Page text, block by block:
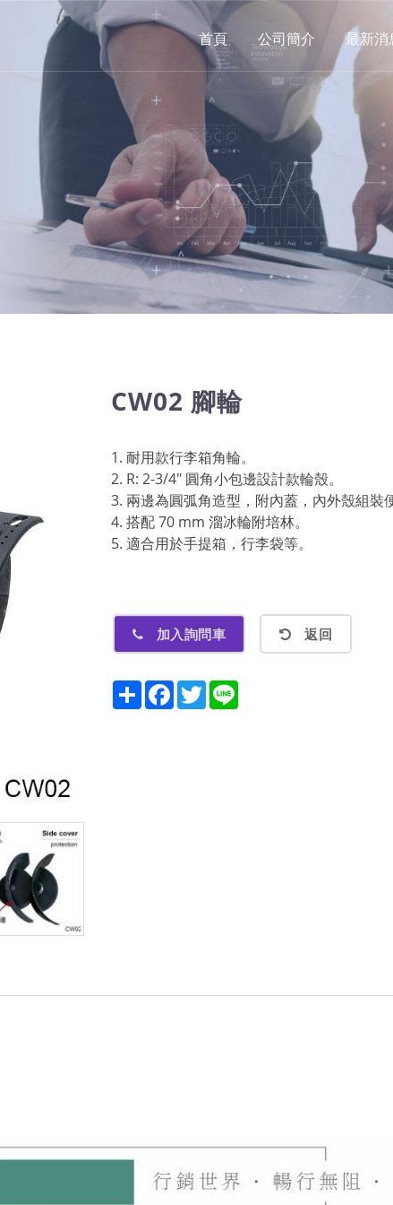
首頁 公司簡介 最新消
CW02 腳輪
1. 耐用款行李箱角輪。
2. R: 2-3/4" 圓角小包邊設計款輪殼。
3. 兩邊為圓弧角造型，附內蓋，內外殼組裝
4. 搭配 70 mm 溜冰輪附培林。
5. 適合用於手提箱，行李袋等。
加入詢問車 返回
ShareFacebook
TwitterLine